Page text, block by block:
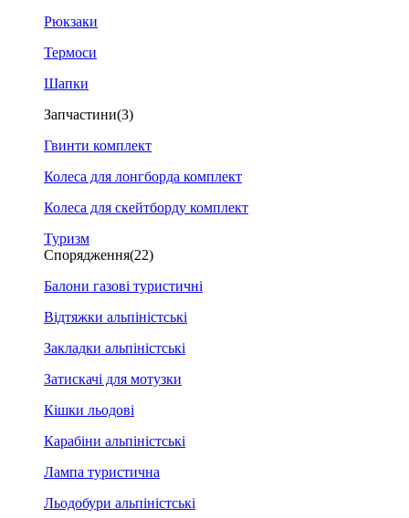
Рюкзаки
Термоси
Шапки
Запчастини(3)
Гвинти комплект
Колеса для лонгборда комплект
Колеса для скейтборду комплект
Туризм
Спорядження(22)
Балони газові туристичні
Відтяжки альпіністські
Закладки альпіністські
Затискачі для мотузки
Кішки льодові
Карабіни альпіністські
Лампа туристична
Льодобури альпіністські